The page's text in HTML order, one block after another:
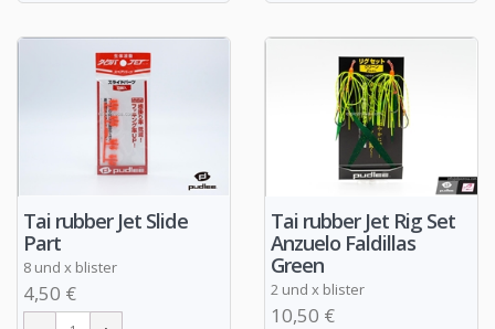
Tai rubber Jet Slide
Part
8 und x blister
4,50 €
Tai rubber Jet Rig Set
Anzuelo Faldillas
Green
2 und x blister
10,50 €